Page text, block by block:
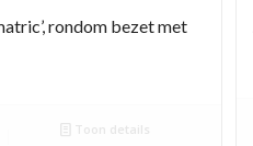
rondom bezet met
Toon details